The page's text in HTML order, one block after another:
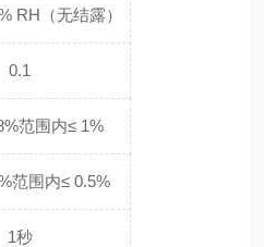
RH（无结露）
0.1
范围内≤ 1%
范围内≤ 0.5%
1秒